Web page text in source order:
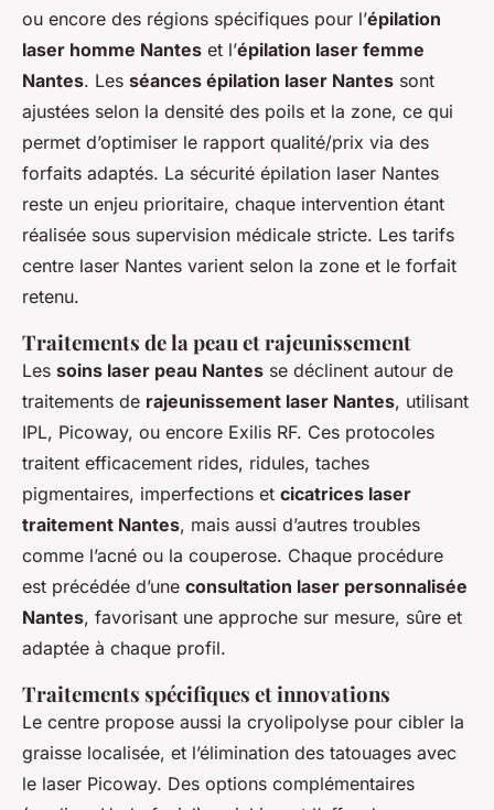
ou encore des régions spécifiques pour l’épilation
laser homme Nantes et l’épilation laser femme
Nantes. Les séances épilation laser Nantes sont
ajustées selon la densité des poils et la zone, ce qui
permet d’optimiser le rapport qualité/prix via des
forfaits adaptés. La sécurité épilation laser Nantes
reste un enjeu prioritaire, chaque intervention étant
réalisée sous supervision médicale stricte. Les tarifs
centre laser Nantes varient selon la zone et le forfait
retenu.
Traitements de la peau et rajeunissement
Les soins laser peau Nantes se déclinent autour de
traitements de rajeunissement laser Nantes, utilisant
IPL, Picoway, ou encore Exilis RF. Ces protocoles
traitent efficacement rides, ridules, taches
pigmentaires, imperfections et cicatrices laser
traitement Nantes, mais aussi d’autres troubles
comme l’acné ou la couperose. Chaque procédure
est précédée d’une consultation laser personnalisée
Nantes, favorisant une approche sur mesure, sûre et
adaptée à chaque profil.
Traitements spécifiques et innovations
Le centre propose aussi la cryolipolyse pour cibler la
graisse localisée, et l’élimination des tatouages avec
le laser Picoway. Des options complémentaires